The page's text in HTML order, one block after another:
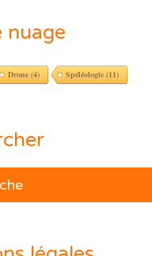
nuage
Drone(4) Spéléologie(11)